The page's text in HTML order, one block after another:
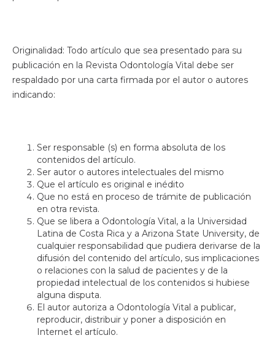
Originalidad: Todo artículo que sea presentado para su
publicación en la Revista Odontología Vital debe ser
respaldado por una carta firmada por el autor o autores
indicando:
Ser responsable (s) en forma absoluta de los
contenidos del artículo.
Ser autor o autores intelectuales del mismo
Que el artículo es original e inédito
Que no está en proceso de trámite de publicación
en otra revista.
Que se libera a Odontología Vital, a la Universidad
Latina de Costa Rica y a Arizona State University, de
cualquier responsabilidad que pudiera derivarse de la
difusión del contenido del artículo, sus implicaciones
o relaciones con la salud de pacientes y de la
propiedad intelectual de los contenidos si hubiese
alguna disputa.
El autor autoriza a Odontología Vital a publicar,
reproducir, distribuir y poner a disposición en
Internet el artículo.